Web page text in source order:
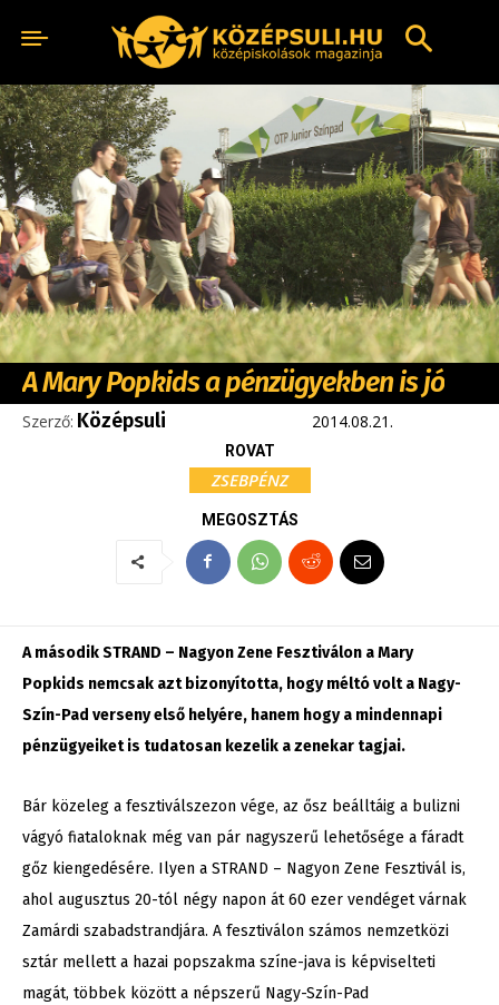
A Mary Popkids a pénzügyekben is jó
Szerző: Középsuli 2014.08.21.
ROVAT
ZSEBPÉNZ
MEGOSZTÁS
A második STRAND – Nagyon Zene Fesztiválon a Mary
Popkids nemcsak azt bizonyította, hogy méltó volt a Nagy-
Szín-Pad verseny első helyére, hanem hogy a mindennapi
pénzügyeiket is tudatosan kezelik a zenekar tagjai.
Bár közeleg a fesztiválszezon vége, az ősz beálltáig a bulizni
vágyó fiataloknak még van pár nagyszerű lehetősége a fáradt
gőz kiengedésére. Ilyen a STRAND – Nagyon Zene Fesztivál is,
ahol augusztus 20-tól négy napon át 60 ezer vendéget várnak
Zamárdi szabadstrandjára. A fesztiválon számos nemzetközi
sztár mellett a hazai popszakma színe-java is képviselteti
magát, többek között a népszerű Nagy-Szín-Pad